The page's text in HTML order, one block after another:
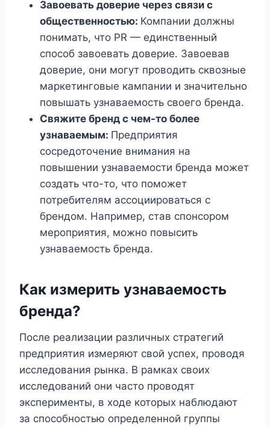
Завоевать доверие через связи с
общественностью: Компании должны
понимать, что PR — единственный
способ завоевать доверие. Завоевав
доверие, они могут проводить сквозные
маркетинговые кампании и значительно
повышать узнаваемость своего бренда.
Свяжите бренд с чем-то более
узнаваемым: Предприятия
сосредоточение внимания на
повышении узнаваемости бренда может
создать что-то, что поможет
потребителям ассоциироваться с
брендом. Например, став спонсором
мероприятия, можно повысить
узнаваемость бренда.
Как измерить узнаваемость
бренда?
После реализации различных стратегий
предприятия измеряют свой успех, проводя
исследования рынка. В рамках своих
исследований они часто проводят
эксперименты, в ходе которых наблюдают
за способностью определенной группы